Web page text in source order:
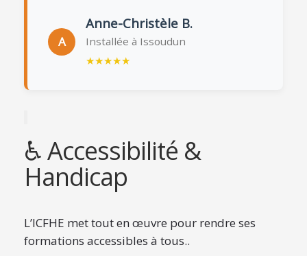
A
Anne-Christèle B.
Installée à Issoudun
★★★★★
♿ Accessibilité &
Handicap
L’ICFHE met tout en œuvre pour rendre ses
formations accessibles à tous..